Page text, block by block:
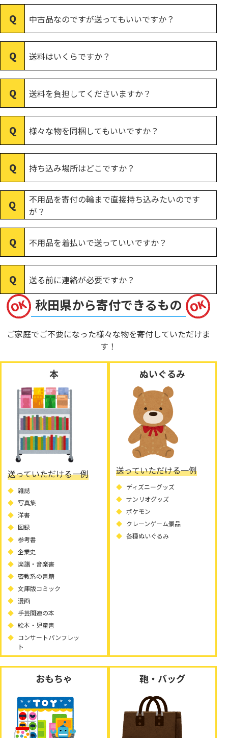
中古品なのですが送ってもいいですか？
送料はいくらですか？
送料を負担してくださいますか？
様々な物を同梱してもいいですか？
持ち込み場所はどこですか？
不用品を寄付の輪まで直接持ち込みたいのです
が？
不用品を着払いで送っていいですか？
送る前に連絡が必要ですか？
秋田県から寄付できるもの
ご家庭でご不要になった様々な物を寄付していただけま
す！
本
送っていただける一例
雑誌
写真集
洋書
図録
参考書
企業史
楽譜・音楽書
密教系の書籍
文庫版コミック
漫画
手芸関連の本
絵本・児童書
コンサートパンフレッ
ト
ぬいぐるみ
送っていただける一例
ディズニーグッズ
サンリオグッズ
ポケモン
クレーンゲーム景品
各種ぬいぐるみ
おもちゃ 鞄・バッグ